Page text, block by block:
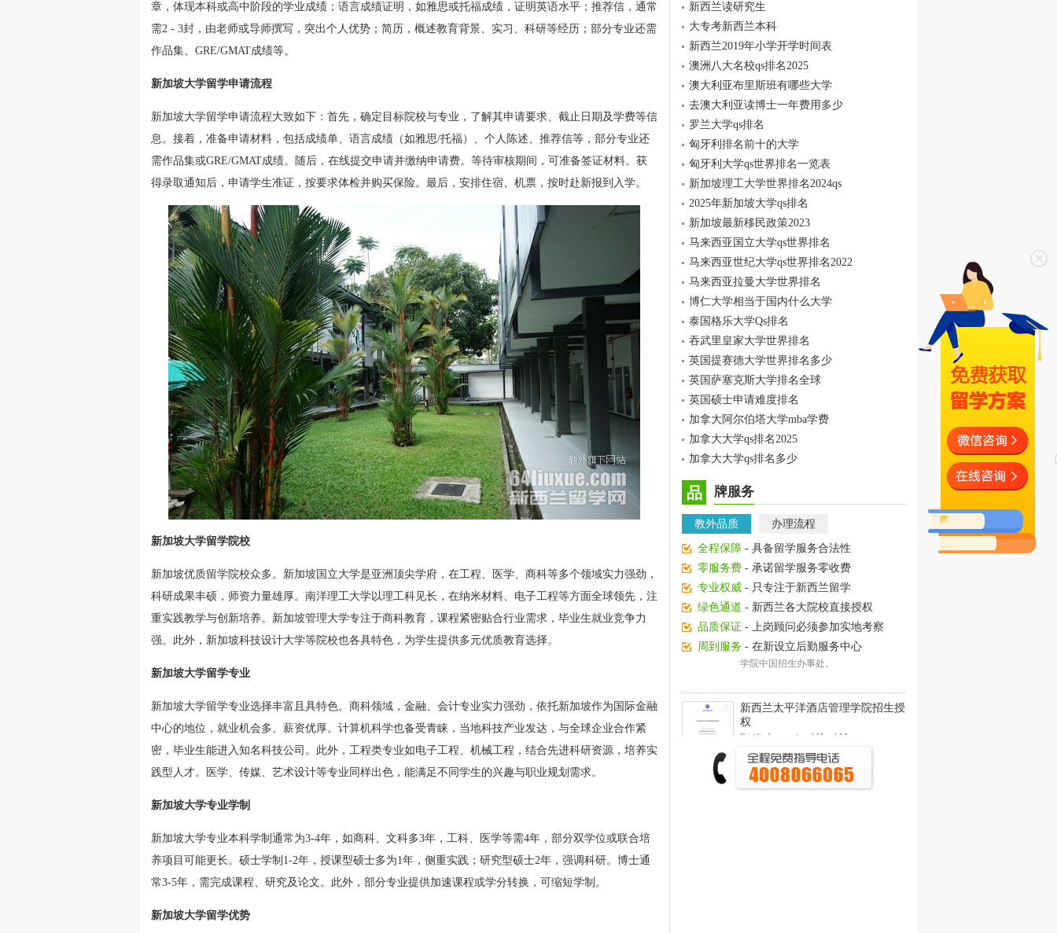
章，体现本科或高中阶段的学业成绩；语言成绩证明，如雅思或托福成绩，证明英语水平；推荐信，通常
需2 - 3封，由老师或导师撰写，突出个人优势；简历，概述教育背景、实习、科研等经历；部分专业还需
作品集、GRE/GMAT成绩等。
新加坡大学留学申请流程
新加坡大学留学申请流程大致如下：首先，确定目标院校与专业，了解其申请要求、截止日期及学费等信
息。接着，准备申请材料，包括成绩单、语言成绩（如雅思/托福）、个人陈述、推荐信等，部分专业还
需作品集或GRE/GMAT成绩。随后，在线提交申请并缴纳申请费。等待审核期间，可准备签证材料。获
得录取通知后，申请学生准证，按要求体检并购买保险。最后，安排住宿、机票，按时赴新报到入学。
新加坡大学留学院校
新加坡优质留学院校众多。新加坡国立大学是亚洲顶尖学府，在工程、医学、商科等多个领域实力强劲，
科研成果丰硕，师资力量雄厚。南洋理工大学以理工科见长，在纳米材料、电子工程等方面全球领先，注
重实践教学与创新培养。新加坡管理大学专注于商科教育，课程紧密贴合行业需求，毕业生就业竞争力
强。此外，新加坡科技设计大学等院校也各具特色，为学生提供多元优质教育选择。
新加坡大学留学专业
新加坡大学留学专业选择丰富且具特色。商科领域，金融、会计专业实力强劲，依托新加坡作为国际金融
中心的地位，就业机会多、薪资优厚。计算机科学也备受青睐，当地科技产业发达，与全球企业合作紧
密，毕业生能进入知名科技公司。此外，工程类专业如电子工程、机械工程，结合先进科研资源，培养实
践型人才。医学、传媒、艺术设计等专业同样出色，能满足不同学生的兴趣与职业规划需求。
新加坡大学专业学制
新加坡大学专业本科学制通常为3-4年，如商科、文科多3年，工科、医学等需4年，部分双学位或联合培
养项目可能更长。硕士学制1-2年，授课型硕士多为1年，侧重实践；研究型硕士2年，强调科研。博士通
常3-5年，需完成课程、研究及论文。此外，部分专业提供加速课程或学分转换，可缩短学制。
新加坡大学留学优势
新西兰读研究生
大专考新西兰本科
新西兰2019年小学开学时间表
澳洲八大名校qs排名2025
澳大利亚布里斯班有哪些大学
去澳大利亚读博士一年费用多少
罗兰大学qs排名
匈牙利排名前十的大学
匈牙利大学qs世界排名一览表
新加坡理工大学世界排名2024qs
2025年新加坡大学qs排名
新加坡最新移民政策2023
马来西亚国立大学qs世界排名
马来西亚世纪大学qs世界排名2022
马来西亚拉曼大学世界排名
博仁大学相当于国内什么大学
泰国格乐大学Qs排名
吞武里皇家大学世界排名
英国提赛德大学世界排名多少
英国萨塞克斯大学排名全球
英国硕士申请难度排名
加拿大阿尔伯塔大学mba学费
加拿大大学qs排名2025
加拿大大学qs排名多少
品 牌服务
教外品质 办理流程
全程保障 - 具备留学服务合法性
零服务费 - 承诺留学服务零收费
专业权威 - 只专注于新西兰留学
绿色通道 - 新西兰各大院校直接授权
品质保证 - 上岗顾问必须参加实地考察
周到服务 - 在新设立后勤服务中心